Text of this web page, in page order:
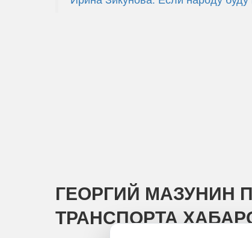
ГЕОРГИЙ МАЗУНИН
ТРАНСПОРТА